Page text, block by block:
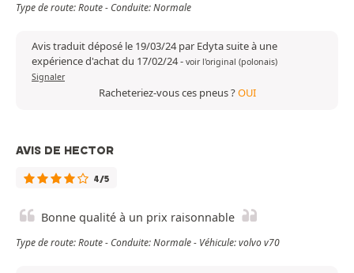
Type de route: Route - Conduite: Normale
Avis traduit déposé le 19/03/24 par Edyta suite à une
expérience d'achat du 17/02/24- voir l'original (polonais)
Signaler
Racheteriez-vous ces pneus ?OUI
AVIS DE HECTOR
4/5
Bonne qualité à un prix raisonnable
Type de route: Route - Conduite: Normale - Véhicule: volvo v70